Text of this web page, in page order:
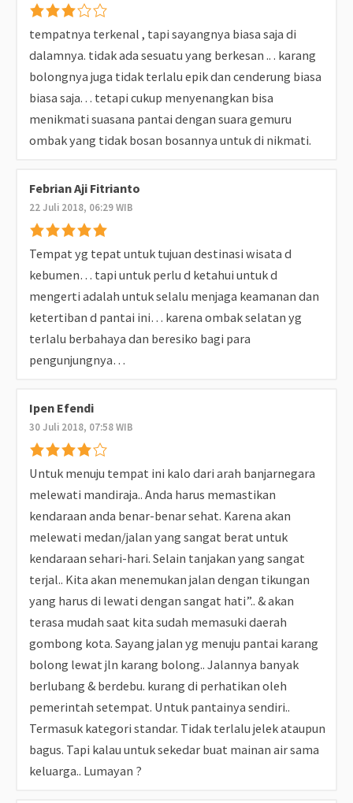
tempatnya terkenal , tapi sayangnya biasa saja di
dalamnya. tidak ada sesuatu yang berkesan .. . karang
bolongnya juga tidak terlalu epik dan cenderung biasa
biasa saja. . . tetapi cukup menyenangkan bisa
menikmati suasana pantai dengan suara gemuru
ombak yang tidak bosan bosannya untuk di nikmati.
Febrian Aji Fitrianto
22 Juli 2018, 06:29 WIB
Tempat yg tepat untuk tujuan destinasi wisata d
kebumen… tapi untuk perlu d ketahui untuk d
mengerti adalah untuk selalu menjaga keamanan dan
ketertiban d pantai ini… karena ombak selatan yg
terlalu berbahaya dan beresiko bagi para
pengunjungnya…
Ipen Efendi
30 Juli 2018, 07:58 WIB
Untuk menuju tempat ini kalo dari arah banjarnegara
melewati mandiraja.. Anda harus memastikan
kendaraan anda benar-benar sehat. Karena akan
melewati medan/jalan yang sangat berat untuk
kendaraan sehari-hari. Selain tanjakan yang sangat
terjal.. Kita akan menemukan jalan dengan tikungan
yang harus di lewati dengan sangat hati”.. & akan
terasa mudah saat kita sudah memasuki daerah
gombong kota. Sayang jalan yg menuju pantai karang
bolong lewat jln karang bolong.. Jalannya banyak
berlubang & berdebu. kurang di perhatikan oleh
pemerintah setempat. Untuk pantainya sendiri..
Termasuk kategori standar. Tidak terlalu jelek ataupun
bagus. Tapi kalau untuk sekedar buat mainan air sama
keluarga.. Lumayan ?